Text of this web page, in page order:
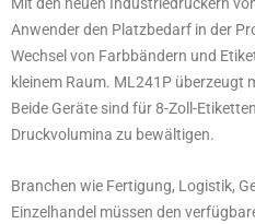
Anwender den Platzbedarf in der
Wechsel von Farbbändern und
kleinem Raum. ML241P überzeugt
Beide Geräte sind für 8-Zoll-
Druckvolumina zu bewältigen.
Branchen wie Fertigung, Logistik,
Einzelhandel müssen den